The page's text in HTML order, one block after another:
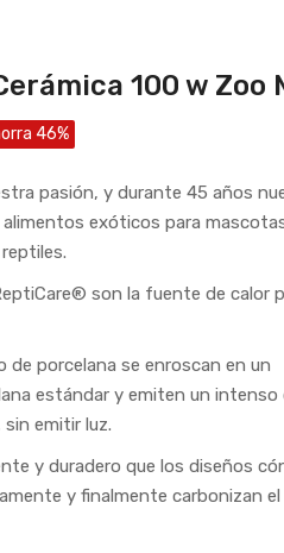
100 w Zoo
46%
pasión, y durante 45 años
exóticos para
son la fuente de calor
porcelana se enroscan en un
estándar y emiten un intenso
emitir luz.
y duradero que los diseños
y finalmente carbonizan el